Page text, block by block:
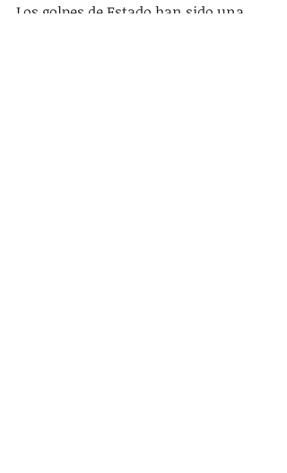
Los golpes de Estado han sido una